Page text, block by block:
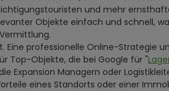
und mehr
Objekte einfach und schnell,
Eine professionelle Online-Strategie
Top-Objekte, die bei Google für "
Expansion Managern oder
eines Standorts oder einer